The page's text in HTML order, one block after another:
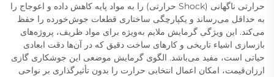
حرارتی ناگهانی (Shock حرارتی) را به مواد پایه کاهش داده و اعوجاج را
به حداقل می‌رساند و یکپارچگی ساختاری قطعات جوش‌خورده را حفظ
می‌کند. این ویژگی گرمایش ملایم به‌ویژه برای مواد ظریف، پروژه‌های
بازسازی اشیاء تاریخی و کارهای ساخت دقیق که در آن‌ها دقت ابعادی
حیاتی است، مفید می‌باشد. الگوی گرمایش موضعی این جوشکاری گازی
ارزان‌قیمت، امکان اعمال انتخابی حرارت را بدون تأثیرگذاری بر نواحی